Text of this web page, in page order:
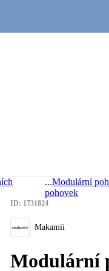
...Modulární
pohovek
ID: 1731824
Makamii
Modulární